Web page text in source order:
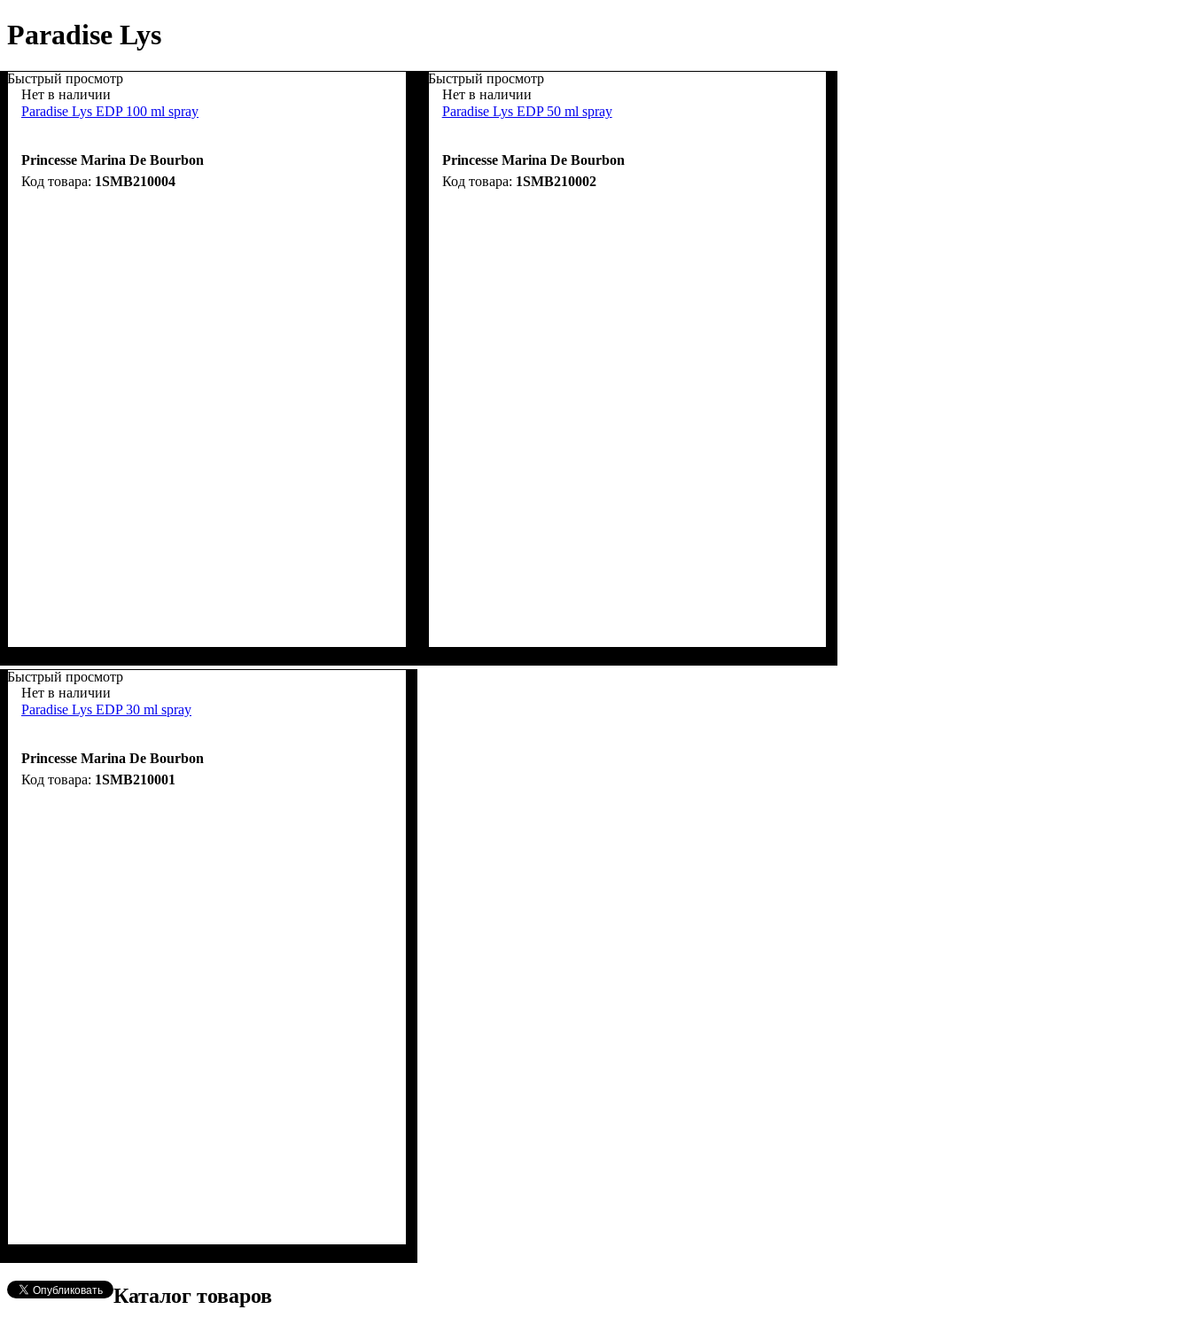
Paradise Lys
Быстрый просмотр
Нет в наличии
Paradise Lys EDP 100 ml spray
Princesse Marina De Bourbon
1SMB210004
Быстрый просмотр
Нет в наличии
Paradise Lys EDP 50 ml spray
Princesse Marina De Bourbon
1SMB210002
Быстрый просмотр
Нет в наличии
Paradise Lys EDP 30 ml spray
Princesse Marina De Bourbon
1SMB210001
Каталог товаров